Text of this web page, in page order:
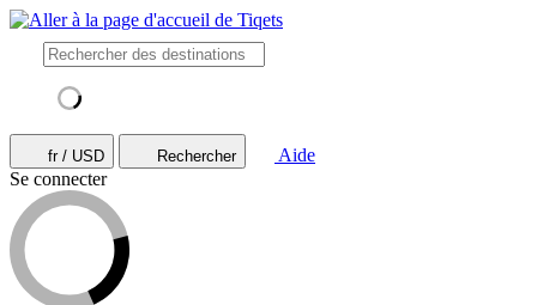
fr / USD Rechercher
Aide
Se connecter